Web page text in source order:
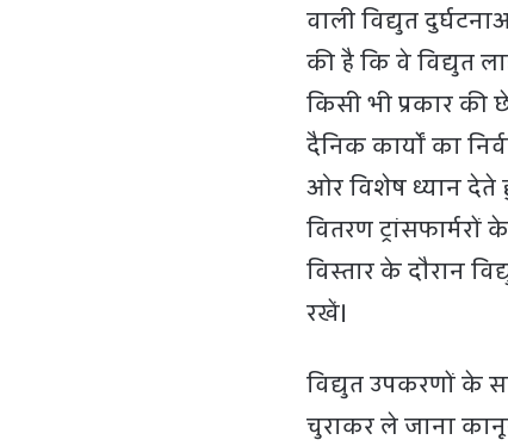
वाली विद्युत
की है कि वे विद्युत
किसी भी प्रकार
दैनिक कार्यों का
ओर विशेष ध्यान देते
वितरण
विस्तार के दौरान
रखें।
विद्युत उपकरणों के
चुराकर ले जाना